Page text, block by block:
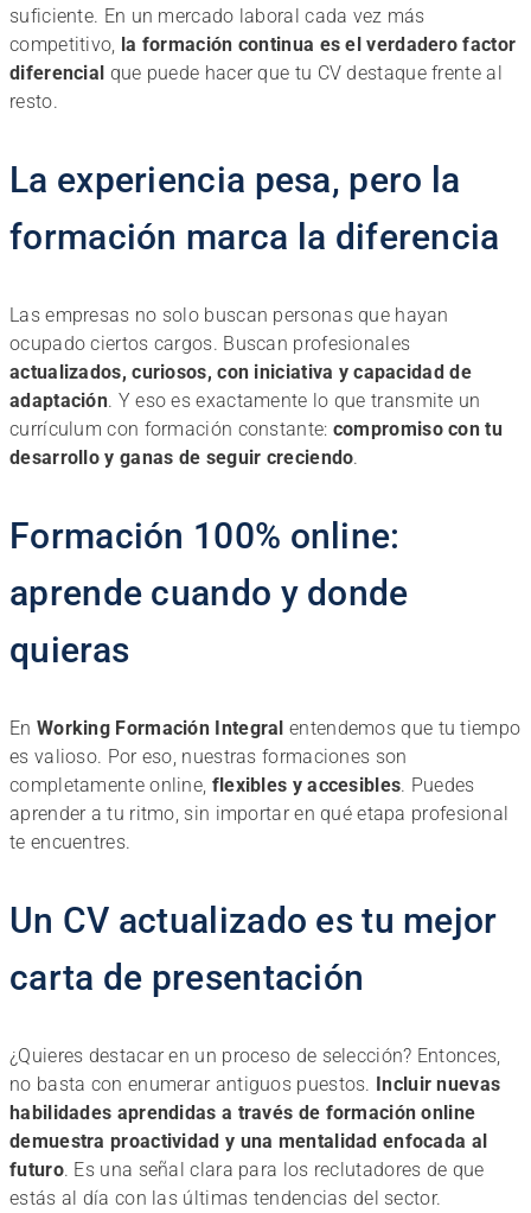
suficiente. En un mercado laboral cada vez más
competitivo, la formación continua es el verdadero factor
diferencial que puede hacer que tu CV destaque frente al
resto.
La experiencia pesa, pero la
formación marca la diferencia
Las empresas no solo buscan personas que hayan
ocupado ciertos cargos. Buscan profesionales
actualizados, curiosos, con iniciativa y capacidad de
adaptación. Y eso es exactamente lo que transmite un
currículum con formación constante: compromiso con tu
desarrollo y ganas de seguir creciendo.
Formación 100% online:
aprende cuando y donde
quieras
En Working Formación Integral entendemos que tu tiempo
es valioso. Por eso, nuestras formaciones son
completamente online, flexibles y accesibles. Puedes
aprender a tu ritmo, sin importar en qué etapa profesional
te encuentres.
Un CV actualizado es tu mejor
carta de presentación
¿Quieres destacar en un proceso de selección? Entonces,
no basta con enumerar antiguos puestos. Incluir nuevas
habilidades aprendidas a través de formación online
demuestra proactividad y una mentalidad enfocada al
futuro. Es una señal clara para los reclutadores de que
estás al día con las últimas tendencias del sector.